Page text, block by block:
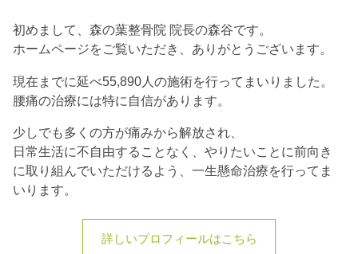
初めまして、森の葉整骨院 院長の森谷です。
ホームページをご覧いただき、ありがとうございます。
現在までに延べ55,890人の施術を行ってまいりました。
腰痛の治療には特に自信があります。
少しでも多くの方が痛みから解放され、
日常生活に不自由することなく、やりたいことに前向き
に取り組んでいただけるよう、一生懸命治療を行ってま
いります。
詳しいプロフィールはこちら